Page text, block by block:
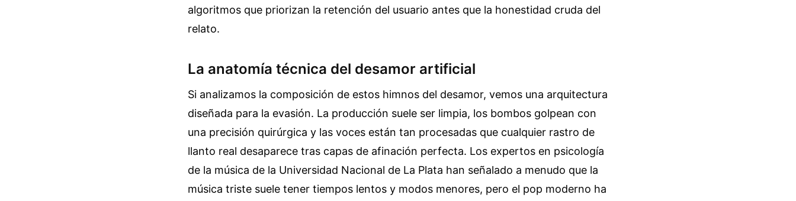
algoritmos que priorizan la retención del usuario antes que la honestidad cruda del
relato.
La anatomía técnica del desamor artificial
Si analizamos la composición de estos himnos del desamor, vemos una arquitectura
diseñada para la evasión. La producción suele ser limpia, los bombos golpean con
una precisión quirúrgica y las voces están tan procesadas que cualquier rastro de
llanto real desaparece tras capas de afinación perfecta. Los expertos en psicología
de la música de la Universidad Nacional de La Plata han señalado a menudo que la
música triste suele tener tiempos lentos y modos menores, pero el pop moderno ha